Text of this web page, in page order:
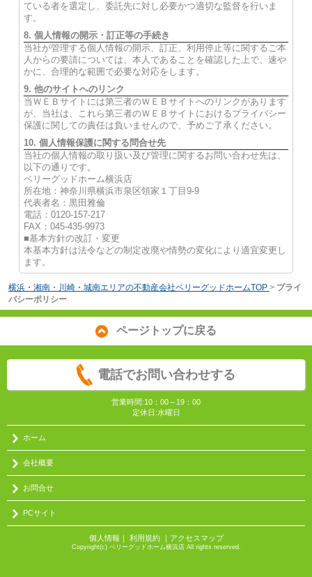
ている者を選定し、委託先に対し必要かつ適切な監督を行いま
す。
8. 個人情報の開示・訂正等の手続き
当社が管理する個人情報の開示、訂正、利用停止等に関するご本
人からの要請については、本人であることを確認した上で、速や
かに、合理的な範囲で必要な対応をします。
9. 他のサイトへのリンク
当ＷＥＢサイトには第三者のＷＥＢサイトへのリンクがあります
が、当社は、これら第三者のＷＥＢサイトにおけるプライバシー
保護に関しての責任は負いませんので、予めご了承ください。
10. 個人情報保護に関する問合せ先
当社の個人情報の取り扱い及び管理に関するお問い合わせ先は、
以下の通りです。
ベリーグッドホーム横浜店
所在地：神奈川県横浜市泉区領家１丁目9-9
代表者名：黒田雅倫
電話：0120-157-217
FAX：045-435-9973
■基本方針の改訂・変更
本基本方針は法令などの制定改廃や情勢の変化により適宜変更し
ます。
横浜・湘南・川崎・城南エリアの不動産会社ベリーグッドホームTOP > プライ
バシーポリシー
ページトップに戻る
電話でお問い合わせする
営業時間:10：00～19：00
定休日:水曜日
ホーム
会社概要
お問合せ
PCサイト
個人情報 ｜ 利用規約｜ アクセスマップ
Copyright(c) ベリーグッドホーム横浜店 All rights reserved.